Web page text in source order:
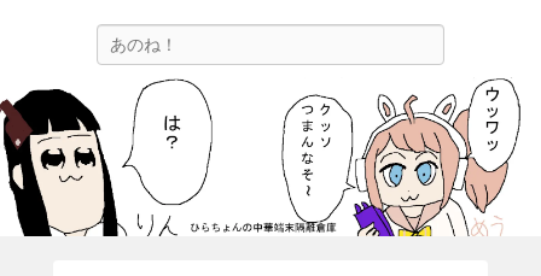
ひらちょんの中華端末隔離倉庫
ほたがページ上部にある検索バーを消してくれたサイトです。